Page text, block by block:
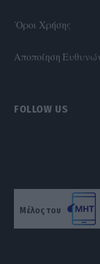
'Οροι Χρήσης
Αποποίηση
FOLLOW US
Μέλος του